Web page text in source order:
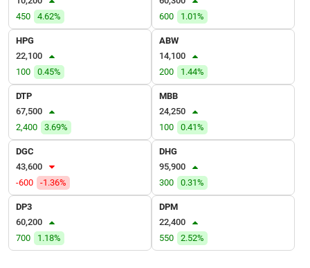
450
4.62%
600
1.01%
HPG
22,100
100
0.45%
ABW
14,100
200
1.44%
DTP
67,500
2,400
3.69%
MBB
24,250
100
0.41%
DGC
43,600
-600
-1.36%
DHG
95,900
300
0.31%
DP3
60,200
700
1.18%
DPM
22,400
550
2.52%
VỤ
TRUYỀN
ÍCH
BẤT
ĐỘNG
SẢN
Mã